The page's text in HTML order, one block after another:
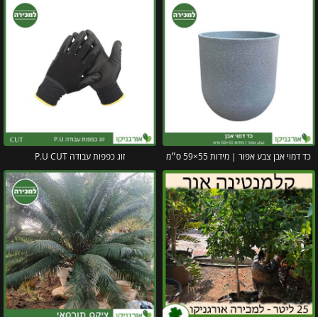
כד דמוי אבן צבע אפור | מידות 55×59 ס״מ זוג כפפות עבודה P.U CUT